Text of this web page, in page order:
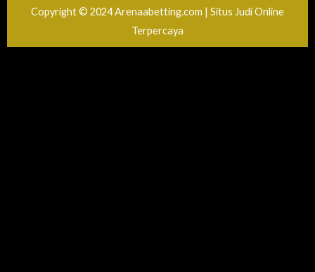
Copyright © 2024 Arenaabetting.com | Situs Judi Online
Terpercaya